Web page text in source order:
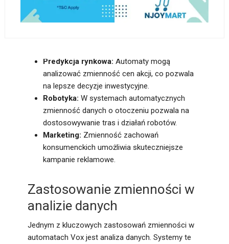
analizy zmiennych danych, automaty mogą
podejmować lepsze decyzje oraz przewidywać
Predykcja rynkowa: Automaty mogą
analizować zmienność cen akcji, co pozwala
na lepsze decyzje inwestycyjne.
Robotyka: W systemach automatycznych
zmienność danych o otoczeniu pozwala na
dostosowywanie tras i działań robotów.
Marketing: Zmienność zachowań
konsumenckich umożliwia skuteczniejsze
kampanie reklamowe.
Zastosowanie zmienności w
analizie danych
Jednym z kluczowych zastosowań zmienności w
automatach Vox jest analiza danych. Systemy te